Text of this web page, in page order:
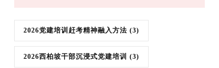
2026党建培训赶考精神融入方法 (3)
2026西柏坡干部沉浸式党建培训 (3)